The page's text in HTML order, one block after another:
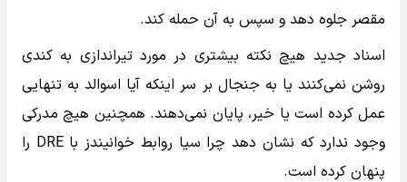
مقصر جلوه دهد و سپس به آن حمله کند.
اسناد جدید هیچ نکته‌ بیشتری در مورد تیراندازی به کندی
روشن نمی‌کنند یا به جنجال بر سر اینکه آیا اسوالد به تنهایی
عمل کرده است یا خیر، پایان نمی‌دهند. همچنین هیچ مدرکی
وجود ندارد که نشان دهد چرا سیا روابط خوانیندز با DRE را
پنهان کرده است.